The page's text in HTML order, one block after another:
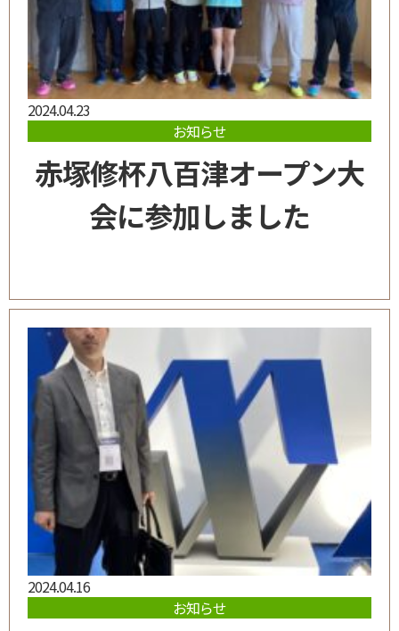
2024.04.23
お知らせ
赤塚修杯八百津オープン大
会に参加しました
2024.04.16
お知らせ